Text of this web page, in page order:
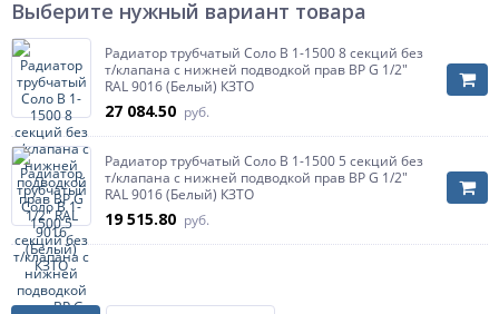
Выберите нужный вариант товара
Радиатор трубчатый Соло В 1-1500 8 секций без
т/клапана с нижней подводкой прав ВР G 1/2"
RAL 9016 (Белый) КЗТО
27 084.50 руб.
Радиатор трубчатый Соло В 1-1500 5 секций без
т/клапана с нижней подводкой прав ВР G 1/2"
RAL 9016 (Белый) КЗТО
19 515.80 руб.